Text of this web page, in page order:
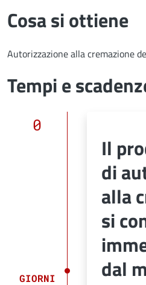
Cosa si ottiene
Autorizzazione alla cremazione
Tempi e
0
GIORNI
Il
di
alla
si
dal